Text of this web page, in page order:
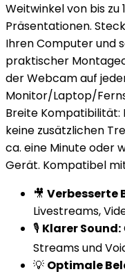
Weitwinkel von bis zu
Präsentationen.
Ihren Computer und
praktischer
der Webcam auf
Monitor/Laptop/
Breite Kompatibilität:
keine zusätzlichen
ca. eine Minute oder
Gerät. Kompatibel
🎥
Livestreams,
🎙️ Klarer Sound:
Streams und
💡 Optimale